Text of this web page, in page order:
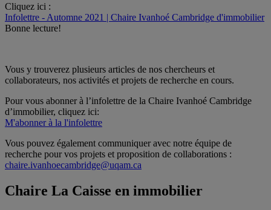
Cliquez ici :
Infolettre - Automne 2021 | Chaire Ivanhoé Cambridge d'immobilier
Bonne lecture!
Vous y trouverez plusieurs articles de nos chercheurs et
collaborateurs, nos activités et projets de recherche en cours.
Pour vous abonner à l’infolettre de la Chaire Ivanhoé Cambridge
d’immobilier, cliquez ici:
M'abonner à la l'infolettre
Vous pouvez également communiquer avec notre équipe de
recherche pour vos projets et proposition de collaborations :
chaire.ivanhoecambridge@uqam.ca
Chaire La Caisse en immobilier